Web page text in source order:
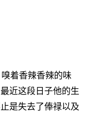
着香辣香辣的味
近这段日子他的生
是失去了俸禄以及